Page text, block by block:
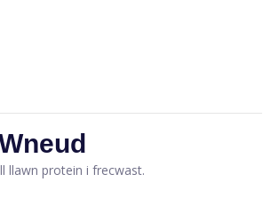
llawn protein i frecwast.